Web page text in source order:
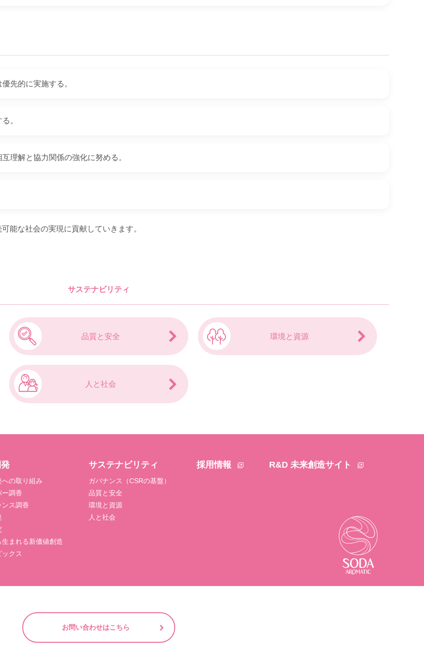
先的に実施する。
。
理解と協力関係の強化に努める。
能な社会の実現に貢献していきます。
サステナビリティ
品質と安全 環境と資源
人と社会
への取り組み
ー調香
ンス調香
生まれる新価値創造
クス
サステナビリティ
ガバナンス（CSRの基盤）
品質と安全
環境と資源
人と社会
採用情報 R&D 未来創造サイト
お問い合わせはこちら